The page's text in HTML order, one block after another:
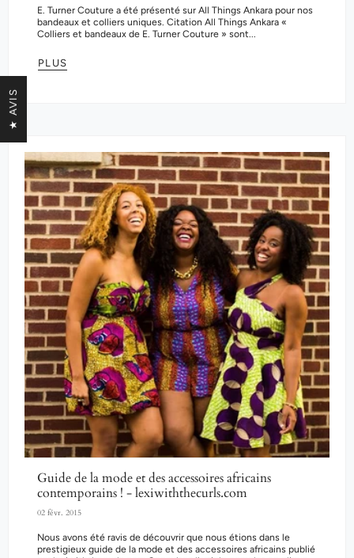
E. Turner Couture a été présenté sur All Things Ankara pour nos
bandeaux et colliers uniques. Citation All Things Ankara «
Colliers et bandeaux de E. Turner Couture » sont...
PLUS
Guide de la mode et des accessoires africains
contemporains ! - lexiwiththecurls.com
02 févr. 2015
Nous avons été ravis de découvrir que nous étions dans le
prestigieux guide de la mode et des accessoires africains publié
★ AVIS